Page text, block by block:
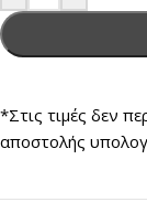
*Στις τιμές δεν
αποστολής